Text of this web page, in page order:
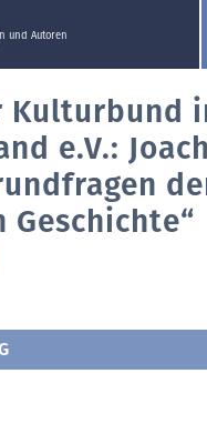
und Autoren
Kulturbund
e.V.:
Geschichte“